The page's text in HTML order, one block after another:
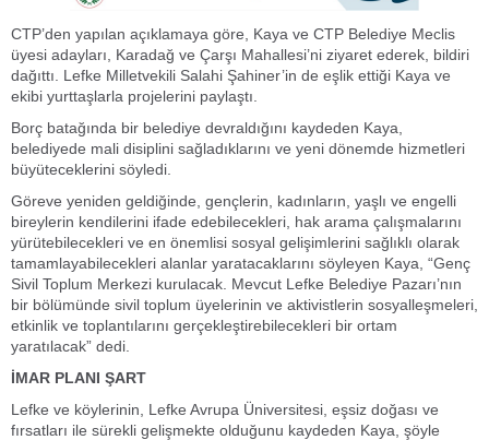
CTP’den yapılan açıklamaya göre, Kaya ve CTP Belediye Meclis
üyesi adayları, Karadağ ve Çarşı Mahallesi’ni ziyaret ederek, bildiri
dağıttı. Lefke Milletvekili Salahi Şahiner’in de eşlik ettiği Kaya ve
ekibi yurttaşlarla projelerini paylaştı.
Borç batağında bir belediye devraldığını kaydeden Kaya,
belediyede mali disiplini sağladıklarını ve yeni dönemde hizmetleri
büyüteceklerini söyledi.
Göreve yeniden geldiğinde, gençlerin, kadınların, yaşlı ve engelli
bireylerin kendilerini ifade edebilecekleri, hak arama çalışmalarını
yürütebilecekleri ve en önemlisi sosyal gelişimlerini sağlıklı olarak
tamamlayabilecekleri alanlar yaratacaklarını söyleyen Kaya, “Genç
Sivil Toplum Merkezi kurulacak. Mevcut Lefke Belediye Pazarı’nın
bir bölümünde sivil toplum üyelerinin ve aktivistlerin sosyalleşmeleri,
etkinlik ve toplantılarını gerçekleştirebilecekleri bir ortam
yaratılacak” dedi.
İMAR PLANI ŞART
Lefke ve köylerinin, Lefke Avrupa Üniversitesi, eşsiz doğası ve
fırsatları ile sürekli gelişmekte olduğunu kaydeden Kaya, şöyle